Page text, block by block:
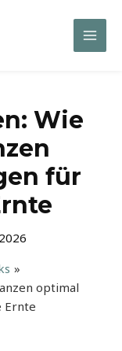
Main
Wie
für
optimal
Ernte